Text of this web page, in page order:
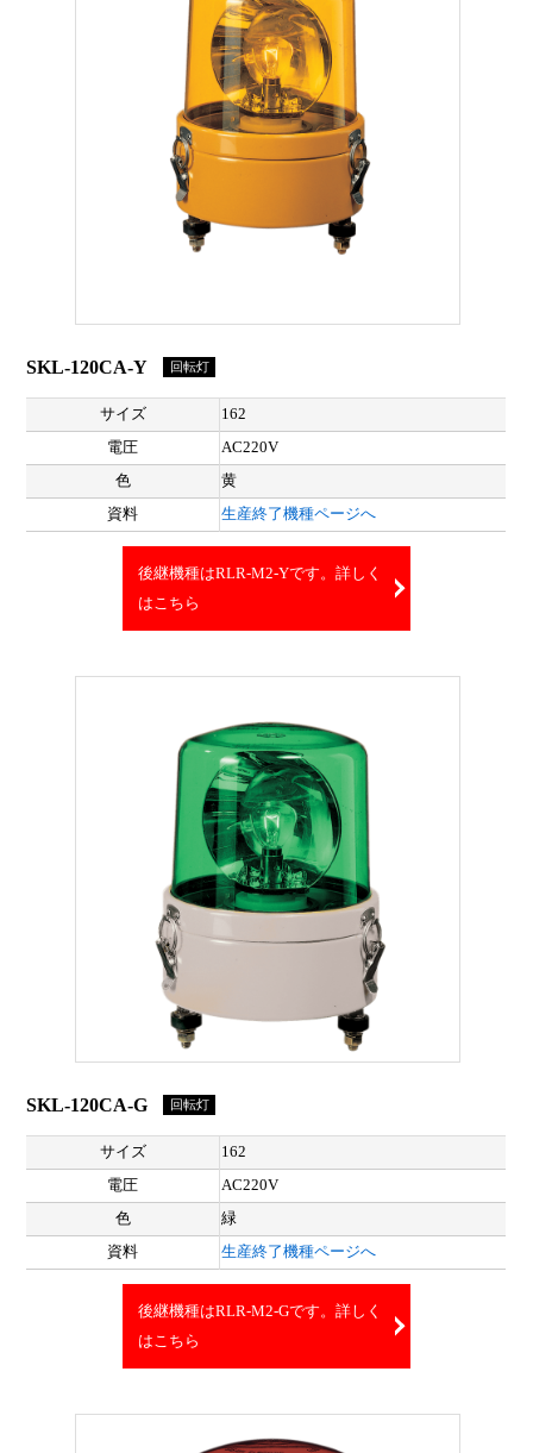
SKL-120CA-Y 回転灯
サイズ
162
電圧
AC220V
色
黄
資料
生産終了機種ページへ
後継機種はRLR-M2-Yです。詳しく
はこちら
SKL-120CA-G 回転灯
サイズ
162
電圧
AC220V
色
緑
資料
生産終了機種ページへ
後継機種はRLR-M2-Gです。詳しく
はこちら